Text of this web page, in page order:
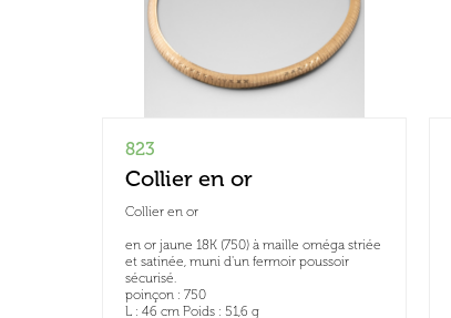
823
Collier en or
Collier en or
en or jaune 18K (750) à maille oméga striée
et satinée, muni d'un fermoir poussoir
sécurisé.
poinçon : 750
L : 46 cm Poids : 51,6 g